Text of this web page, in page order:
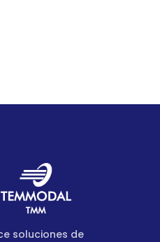
soluciones de